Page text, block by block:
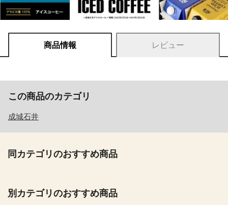
商品情報 レビュー
この商品のカテゴリ
成城石井
同カテゴリのおすすめ商品
別カテゴリのおすすめ商品